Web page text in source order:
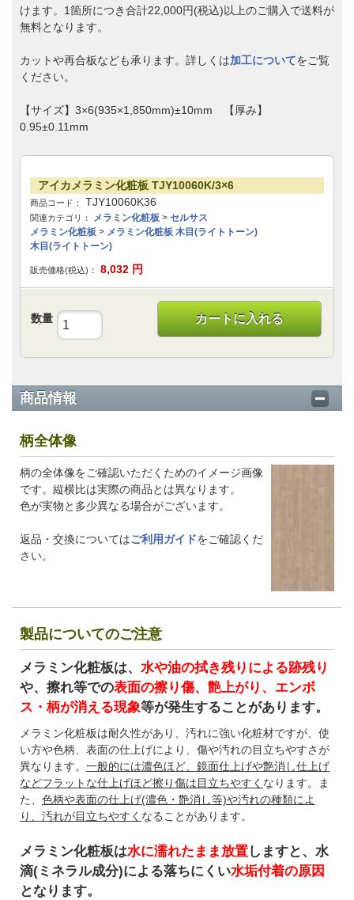
けます。1箇所につき合計22,000円(税込)以上のご購入で送料が
無料となります。
カットや再合板なども承ります。詳しくは加工についてをご覧
ください。
【サイズ】3×6(935×1,850mm)±10mm 【厚み】
0.95±0.11mm
アイカメラミン化粧板 TJY10060K/3×6
商品コード： TJY10060K36
関連カテゴリ： メラミン化粧板 > セルサス
メラミン化粧板 > メラミン化粧板 木目(ライトトーン)
木目(ライトトーン)
販売価格(税込)： 8,032 円
数量 カートに入れる
商品情報
柄全体像
柄の全体像をご確認いただくためのイメージ画像
です。縦横比は実際の商品とは異なります。
色が実物と多少異なる場合がございます。
返品・交換についてはご利用ガイドをご確認くだ
さい。
製品についてのご注意
メラミン化粧板は、 水や油の拭き残りによる跡残り
や、擦れ等での表面の擦り傷、艶上がり、エンボ
ス・柄が消える現象等が発生することがあります。
メラミン化粧板は耐久性があり、汚れに強い化粧材ですが、使
い方や色柄、表面の仕上げにより、傷や汚れの目立ちやすさが
異なります。 一般的には濃色ほど、鏡面仕上げや艶消し仕上げ
などフラットな仕上げほど擦り傷は目立ちやすく なります。ま
た、 色柄や表面の仕上げ(濃色・艶消し等)や汚れの種類によ
り、汚れが目立ちやすく なることがあります。
メラミン化粧板は水に濡れたまま放置しますと、水
滴(ミネラル成分)による落ちにくい水垢付着の原因
となります。